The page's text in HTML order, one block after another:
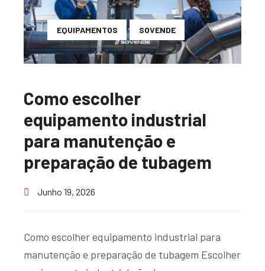
EQUIPAMENTOS SOVENDE
Como escolher
equipamento industrial
para manutenção e
preparação de tubagem
Junho 19, 2026
Como escolher equipamento industrial para
manutenção e preparação de tubagem Escolher